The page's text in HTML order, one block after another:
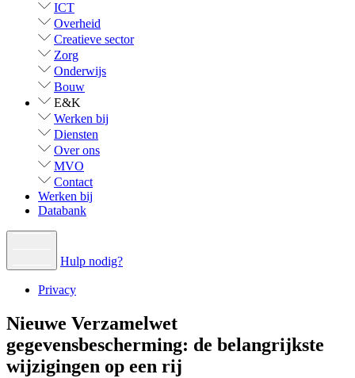
ICT
Overheid
Creatieve sector
Zorg
Onderwijs
Bouw
E&K
Werken bij
Diensten
Over ons
MVO
Contact
Werken bij
Databank
Hulp nodig?
Privacy
Nieuwe Verzamelwet
gegevensbescherming: de belangrijkste
wijzigingen op een rij